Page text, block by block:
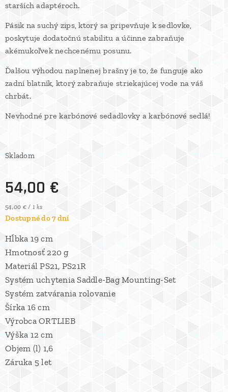
starších adaptéroch.
Pásik na suchý zips, ktorý sa pripevňuje k sedlovke,
poskytuje dodatočnú stabilitu a účinne zabraňuje
akémukoľvek nechcenému posunu.
Ďalšou výhodou naplnenej brašny je to, že funguje ako
zadní blatník, ktorý zabraňuje striekajúcej vode na váš
chrbát.
Nevhodné pre karbónové sedadlovky a karbónové sedlá!
Skladom
54,00 €
54,00 € / 1 ks
Dostupné do 7 dní
Hĺbka 19 cm
Hmotnosť 220 g
Materiál PS21, PS21R
Systém uchytenia Saddle-Bag Mounting-Set
Systém zatvárania rolovanie
Šírka 16 cm
Výrobca ORTLIEB
Výška 12 cm
Objem (l) 1,6
Záruka 5 let